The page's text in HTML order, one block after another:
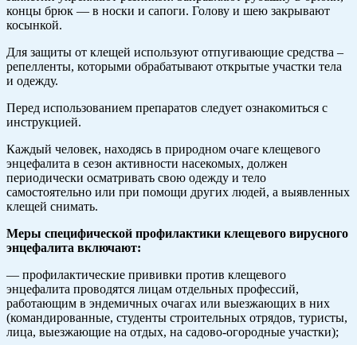
концы брюк — в носки и сапоги. Голову и шею закрывают
косынкой.
Для защиты от клещей используют отпугивающие средства –
репелленты, которыми обрабатывают открытые участки тела
и одежду.
Перед использованием препаратов следует ознакомиться с
инструкцией.
Каждый человек, находясь в природном очаге клещевого
энцефалита в сезон активности насекомых, должен
периодически осматривать свою одежду и тело
самостоятельно или при помощи других людей, а выявленных
клещей снимать.
Меры специфической профилактики клещевого вирусного
энцефалита включают:
— профилактические прививки против клещевого
энцефалита проводятся лицам отдельных профессий,
работающим в эндемичных очагах или выезжающих в них
(командированные, студенты строительных отрядов, туристы,
лица, выезжающие на отдых, на садово-огородные участки);